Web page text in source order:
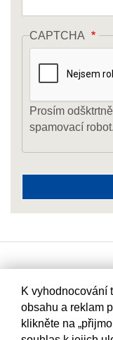
CAPTCHA
Prosím
spamovací robot.
K vyhodnocování
obsahu a reklam
klikněte na